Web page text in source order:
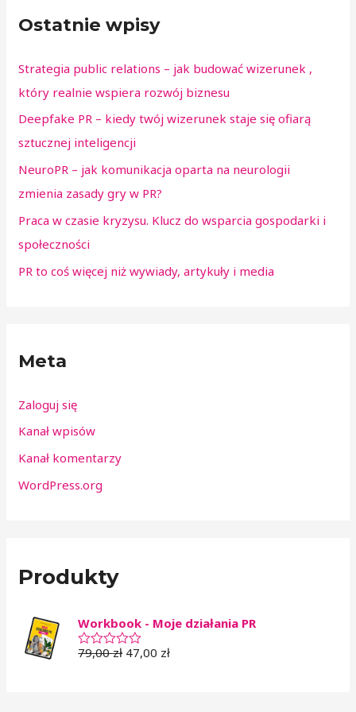
Ostatnie wpisy
Strategia public relations – jak budować wizerunek ,
który realnie wspiera rozwój biznesu
Deepfake PR – kiedy twój wizerunek staje się ofiarą
sztucznej inteligencji
NeuroPR – jak komunikacja oparta na neurologii
zmienia zasady gry w PR?
Praca w czasie kryzysu. Klucz do wsparcia gospodarki i
społeczności
PR to coś więcej niż wywiady, artykuły i media
Meta
Zaloguj się
Kanał wpisów
Kanał komentarzy
WordPress.org
Produkty
Workbook - Moje działania PR
O
79,00zł 47,00 zł